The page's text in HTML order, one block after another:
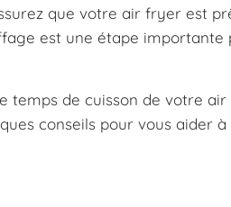
que votre air fryer est
est une étape
de cuisson de votre
conseils pour vous aider